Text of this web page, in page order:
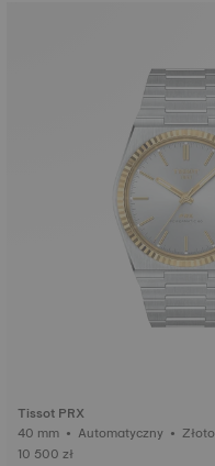
Tissot PRX
40 mm • Automatyczny • Złoto
10 500 zł